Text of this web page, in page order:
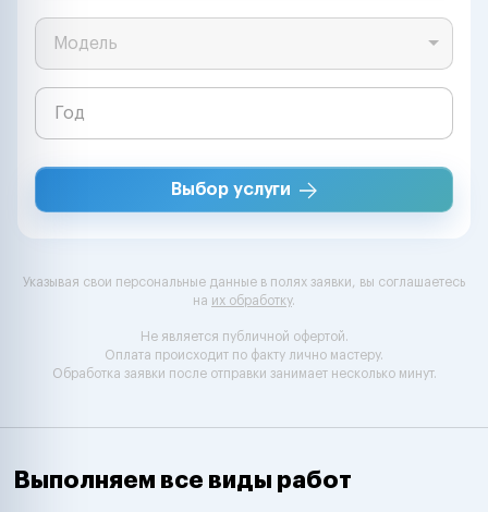
Модель
Выбор услуги
Указывая свои персональные данные в полях заявки, вы соглашаетесь
на их обработку.
Не является публичной офертой.
Оплата происходит по факту лично мастеру.
Обработка заявки после отправки занимает несколько минут.
Выполняем все виды работ